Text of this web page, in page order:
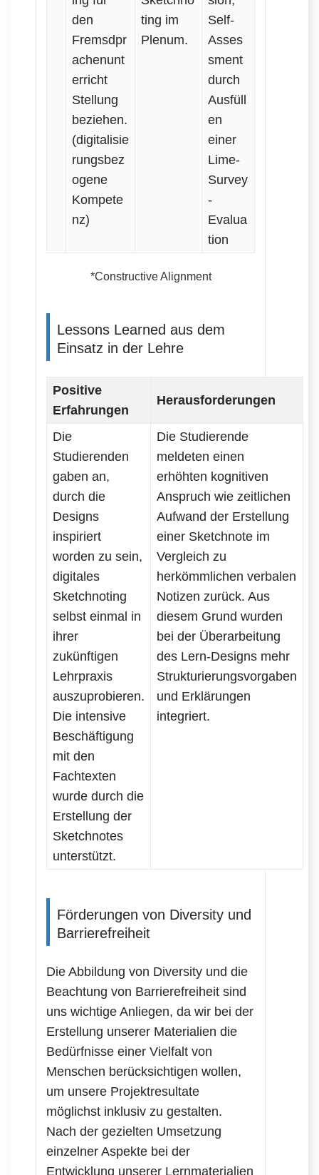
den
Fremsdpr
achenunt
erricht
Stellung
beziehen.
(digitalisie
rungsbez
ogene
Kompete
nz)
ting im
Plenum.
Self-
Asses
sment
durch
Ausfüll
en
einer
Lime-
Survey
-
Evalua
tion
*Constructive Alignment
Lessons Learned aus dem
Einsatz in der Lehre
Positive
Erfahrungen
Herausforderungen
Die
Studierenden
gaben an,
durch die
Designs
inspiriert
worden zu sein,
digitales
Sketchnoting
selbst einmal in
ihrer
zukünftigen
Lehrpraxis
auszuprobieren.
Die intensive
Beschäftigung
mit den
Fachtexten
wurde durch die
Erstellung der
Sketchnotes
unterstützt.
Die Studierende
meldeten einen
erhöhten kognitiven
Anspruch wie zeitlichen
Aufwand der Erstellung
einer Sketchnote im
Vergleich zu
herkömmlichen verbalen
Notizen zurück. Aus
diesem Grund wurden
bei der Überarbeitung
des Lern-Designs mehr
Strukturierungsvorgaben
und Erklärungen
integriert.
Förderungen von Diversity und
Barrierefreiheit
Die Abbildung von Diversity und die
Beachtung von Barrierefreiheit sind
uns wichtige Anliegen, da wir bei der
Erstellung unserer Materialien die
Bedürfnisse einer Vielfalt von
Menschen berücksichtigen wollen,
um unsere Projektresultate
möglichst inklusiv zu gestalten.
Nach der gezielten Umsetzung
einzelner Aspekte bei der
Entwicklung unserer Lernmaterialien